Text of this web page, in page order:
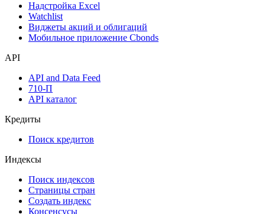
Календарь инвестора
Инструментарий
Надстройка Excel
Мобильное приложение Cbonds
API
API and Data Feed
API каталог
Кредиты
Поиск кредитов
Индексы